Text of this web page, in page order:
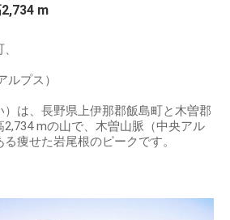
m
プス）
は、長野県上伊那郡飯島町と木曽郡
mの山で、木曽山脈（中央アル
痩せた岩尾根のピークです。